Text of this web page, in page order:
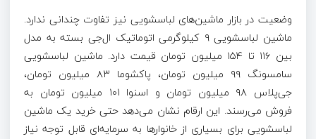
وضعیت در بازار ماشین‌های لباسشویی نیز تفاوت چندانی ندارد.
ماشین لباسشویی ۹ کیلوگرمی اتوماتیک ال‌جی بسته به مدل
بین ۱۱۶ تا ۱۵۴ میلیون تومان قیمت دارد. ماشین لباسشویی
سامسونگ ۹۹ میلیون تومان، پاکشوما ۸۳ میلیون تومان،
جی‌پلاس ۹۸ میلیون تومان و اسنوا ۱۰۱ میلیون تومان به
فروش می‌رسند. این ارقام نشان می‌دهد حتی خرید یک ماشین
لباسشویی برای بسیاری از خانوارها به سرمایه‌ای قابل توجه نیاز